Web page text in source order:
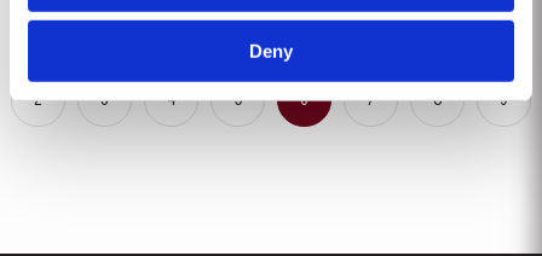
Deny
2 3 4 5 6 7 8 9